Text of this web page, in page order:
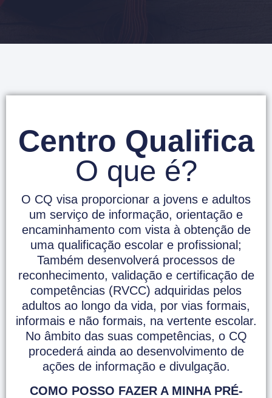
Centro Qualifica
O que é?
O CQ visa proporcionar a jovens e adultos
um serviço de informação, orientação e
encaminhamento com vista à obtenção de
uma qualificação escolar e profissional;
Também desenvolverá processos de
reconhecimento, validação e certificação de
competências (RVCC) adquiridas pelos
adultos ao longo da vida, por vias formais,
informais e não formais, na vertente escolar.
No âmbito das suas competências, o CQ
procederá ainda ao desenvolvimento de
ações de informação e divulgação.
COMO POSSO FAZER A MINHA PRÉ-